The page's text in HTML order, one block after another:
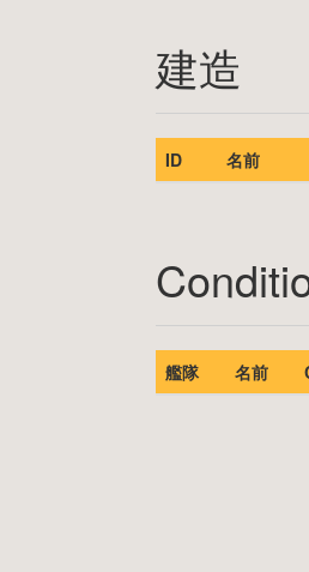
建造
ID 名前
艦隊 名前